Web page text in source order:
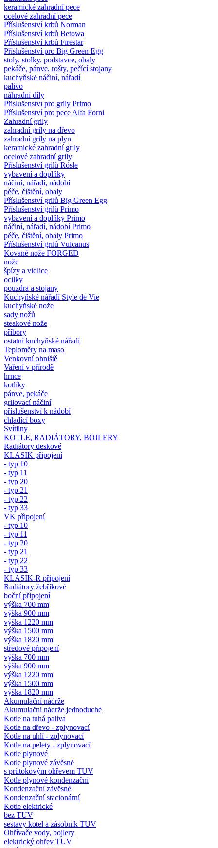
keramické zahradní pece
ocelové zahradní pece
Příslušenství krbů Norman
Příslušenství krbů Betowa
Příslušenství krbů Firestar
Příslušenství pro Big Green Egg
stoly, stolky, podstavce, obaly
pekáče, pánve, rošty, pečící stojany
kuchyňské náčiní, nářadí
palivo
náhradní díly
Příslušenství pro grily Primo
Příslušenství pro pece Alfa Forni
Zahradní grily
zahradní grily na dřevo
zahradní grily na plyn
keramické zahradní grily
ocelové zahradní grily
Příslušenství grilů Rösle
vybavení a doplňky
náčiní, nářadí, nádobí
péče, čištění, obaly
Příslušenství grilů Big Green Egg
Příslušenství grilů Primo
vybavení a doplňky Primo
náčiní, nářadí, nádobí Primo
péče, čištění, obaly Primo
Příslušenství grilů Vulcanus
Kované nože FORGED
nože
špízy a vidlice
ocilky
pouzdra a stojany
Kuchyňské nářadí Style de Vie
kuchyňské nože
sady nožů
steakové nože
příbory
ostatní kuchyňské nářadí
Teploměry na maso
Venkovní ohniště
Vaření v přírodě
hrnce
kotlíky
pánve, pekáče
grilovací náčiní
příslušenství k nádobí
chladící boxy
Svítilny
KOTLE, RADIÁTORY, BOJLERY
Radiátory deskové
KLASIK připojení
- typ 10
- typ 11
- typ 20
- typ 21
- typ 22
- typ 33
VK připojení
- typ 10
- typ 11
- typ 20
- typ 21
- typ 22
- typ 33
KLASIK-R připojení
Radiátory žebříkové
boční připojení
výška 700 mm
výška 900 mm
výška 1220 mm
výška 1500 mm
výška 1820 mm
středové připojení
výška 700 mm
výška 900 mm
výška 1220 mm
výška 1500 mm
výška 1820 mm
Akumulační nádrže
Akumulační nádrže jednoduché
Kotle na tuhá paliva
Kotle na dřevo - zplynovací
Kotle na uhlí - zplynovací
Kotle na pelety - zplynovací
Kotle plynové
Kotle plynové závěsné
s průtokovým ohřevem TUV
Kotle plynové kondenzační
Kondenzační závěsné
Kondenzační stacionární
Kotle elektrické
bez TUV
sestavy kotel a zásobník TUV
Ohřívače vody, bojlery
elektrický ohřev TUV